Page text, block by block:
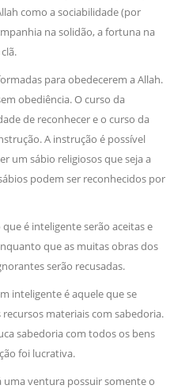
como a sociabilidade (por
na solidão, a fortuna na
para obedecerem a Allah.
obediência. O curso da
de reconhecer e o curso da
A instrução é possível
um sábio religiosos que seja a
podem ser reconhecidos por
é inteligente serão aceitas e
que as muitas obras dos
serão recusadas.
inteligente é aquele que se
materiais com sabedoria.
sabedoria com todos os bens
foi lucrativa.
uma ventura possuir somente o